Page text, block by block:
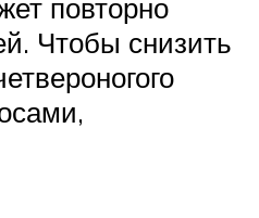
повторно
Чтобы снизить